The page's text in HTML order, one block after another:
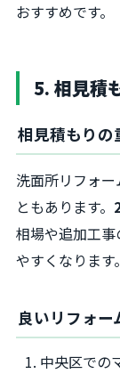
おすすめです。
5. 相見積
相見積もりの
洗面所リフォ
ともあります。
相場や追加工
やすくなります。
良いリフォー
中央区での